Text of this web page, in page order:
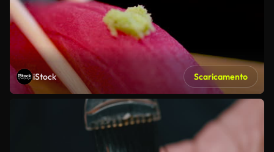
iStock Scaricamento